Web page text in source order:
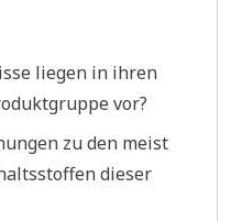
lie­gen in ihren
vor?
zu den meist
die­ser